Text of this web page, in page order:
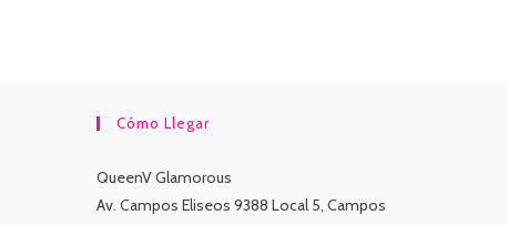
Cómo Llegar
QueenV Glamorous
Av. Campos Eliseos 9388 Local 5, Campos